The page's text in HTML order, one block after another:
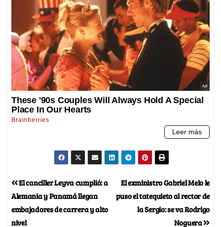
El exministro Gabriel Melo le
puso el tatequieto al rector de
la Sergio: se va Rodrigo
Noguera
El canciller Leyva cumplió: a
Alemania y Panamá llegan
embajadores de carrera y alto
nivel